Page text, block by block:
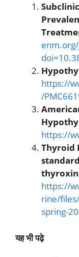
https://
/
https://
Thyroid
https://
rine/
spring-
यह भी पढ़े